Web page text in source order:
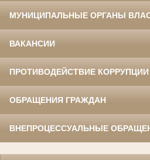
МУНИЦИПАЛЬНЫЕ ОРГАНЫ
ВАКАНСИИ
ПРОТИВОДЕЙСТВИЕ КОРРУПЦИИ
ОБРАЩЕНИЯ ГРАЖДАН
ВНЕПРОЦЕССУАЛЬНЫЕ